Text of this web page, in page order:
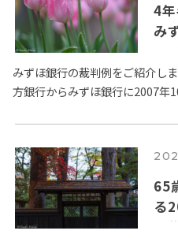
4
みず
みずほ銀行の裁判例をご紹介し
方銀行からみずほ銀行に2007年
65
る
高